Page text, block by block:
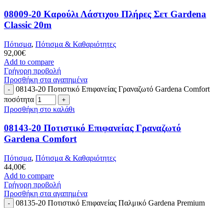
08009-20 Καρούλι Λάστιχου Πλήρες Σετ Gardena
Classic 20m
Πότισμα, Πότισμα & Καθαριότητες
92,00€
Add to compare
Γρήγορη προβολή
Προσθήκη στα αγαπημένα
08143-20 Ποτιστικό Επιφανείας Γραναζωτό Gardena Comfort
ποσότητα
Προσθήκη στο καλάθι
08143-20 Ποτιστικό Επιφανείας Γραναζωτό
Gardena Comfort
Πότισμα, Πότισμα & Καθαριότητες
44,00€
Add to compare
Γρήγορη προβολή
Προσθήκη στα αγαπημένα
08135-20 Ποτιστικό Επιφανείας Παλμικό Gardena Premium